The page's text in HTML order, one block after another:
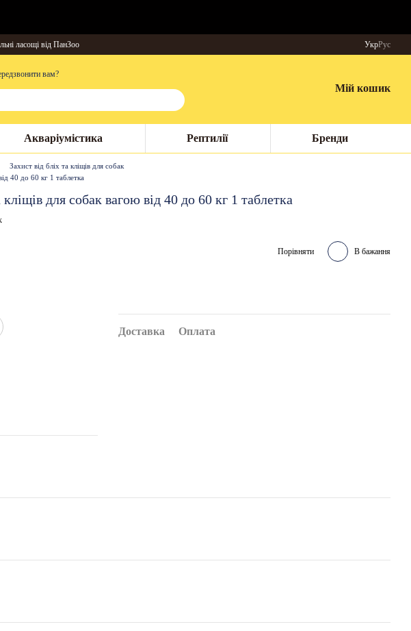
ласощі від ПанЗоо УкрРус
вам?
Мій кошик
Акваріумістика Рептилії Бренди
Захист від бліх та кліщів для собак
40 до 60 кг 1 таблетка
для собак вагою від 40 до 60 кг 1 таблетка
Порівняти В бажання
Доставка Оплата